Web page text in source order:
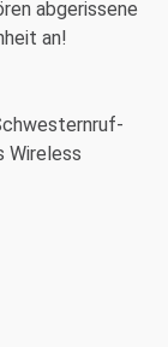
abgerissene
an!
Wireless